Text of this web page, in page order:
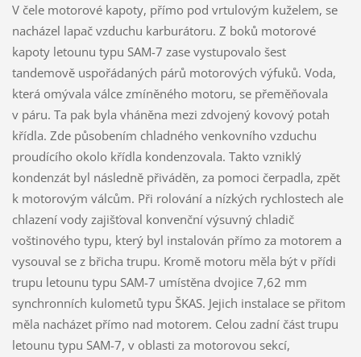
V čele motorové kapoty, přímo pod vrtulovým kuželem, se
nacházel lapač vzduchu karburátoru. Z boků motorové
kapoty letounu typu SAM-7 zase vystupovalo šest
tandemově uspořádaných párů motorových výfuků. Voda,
která omývala válce zmíněného motoru, se přeměňovala
v páru. Ta pak byla vháněna mezi zdvojený kovový potah
křídla. Zde působením chladného venkovního vzduchu
proudícího okolo křídla kondenzovala. Takto vzniklý
kondenzát byl následně přiváděn, za pomoci čerpadla, zpět
k motorovým válcům. Při rolování a nízkých rychlostech ale
chlazení vody zajišťoval konvenční výsuvný chladič
voštinového typu, který byl instalován přímo za motorem a
vysouval se z břicha trupu. Kromě motoru měla být v přídi
trupu letounu typu SAM-7 umístěna dvojice 7,62 mm
synchronních kulometů typu ŠKAS. Jejich instalace se přitom
měla nacházet přímo nad motorem. Celou zadní část trupu
letounu typu SAM-7, v oblasti za motorovou sekcí,